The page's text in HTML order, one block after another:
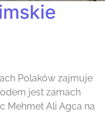
Polaków zajmuje
jest zamach
Mehmet Ali Agca na